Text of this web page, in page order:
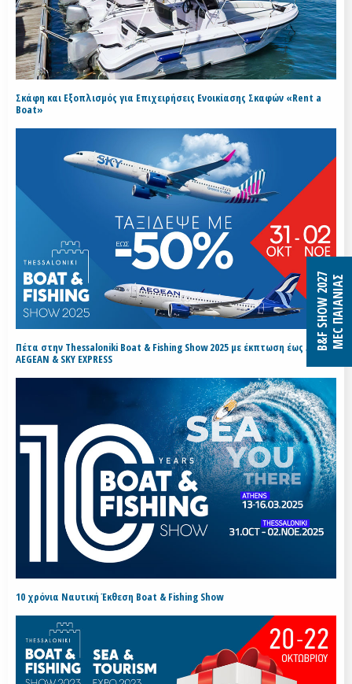
Σκάφη και Εξοπλισμός για Επιχειρήσεις Ενοικίασης Σκαφών «Rent a
Boat»
Πέτα στην Thessaloniki Boat & Fishing Show 2025 με έκπτωση έως 50% με
AEGEAN & SKY EXPRESS
10 χρόνια Ναυτική Έκθεση Boat & Fishing Show
B&F SHOW 2027MEC ΠΑΙΑΝΙΑΣ